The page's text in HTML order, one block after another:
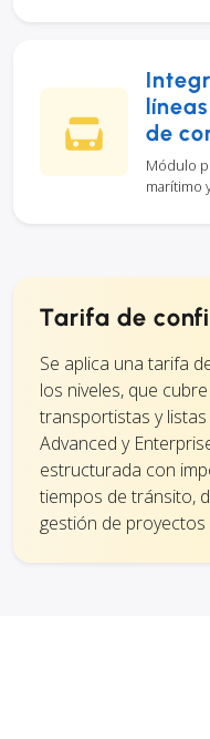
de
Módulo
marítimo
Tarifa de
Se aplica una tarifa
los niveles, que
transportistas y
Advanced y
estructurada con
tiempos de tránsito,
gestión de proyectos